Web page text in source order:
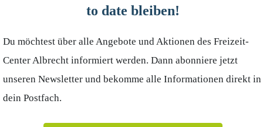
to date bleiben!
Du möchtest über alle Angebote und Aktionen des Freizeit-
Center Albrecht informiert werden. Dann abonniere jetzt
unseren Newsletter und bekomme alle Informationen direkt in
dein Postfach.